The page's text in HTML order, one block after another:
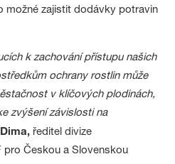
možné zajistit dodávky potravin
k zachování přístupu našich
ochrany rostlin může
v klíčových plodinách,
zvýšení závislosti na
ředitel divize
pro Českou a Slovenskou